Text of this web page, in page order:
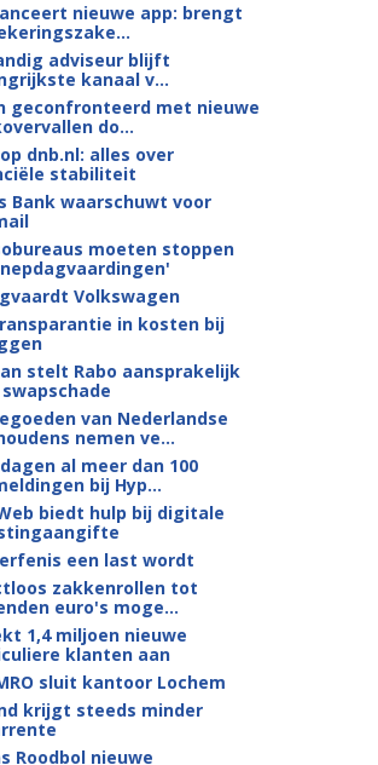
nieuwe app: brengt
adviseur blijft
kanaal v...
geconfronteerd met nieuwe
do...
dnb.nl: alles over
stabiliteit
Bank waarschuwt voor
moeten stoppen
Volkswagen
in kosten bij
stelt Rabo aansprakelijk
van Nederlandse
nemen ve...
al meer dan 100
bij Hyp...
biedt hulp bij digitale
een last wordt
zakkenrollen tot
euro's moge...
1,4 miljoen nieuwe
klanten aan
sluit kantoor Lochem
krijgt steeds minder
Roodbol nieuwe